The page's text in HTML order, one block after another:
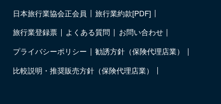
日本旅行業協会正会員
旅行業約款[PDF]
旅行業登録票
よくある質問
お問い合わせ
プライバシーポリシー
勧誘方針（保険代理店業）
比較説明・推奨販売方針（保険代理店業）